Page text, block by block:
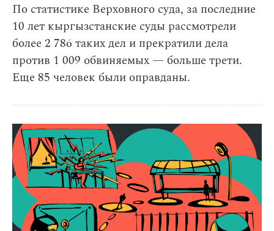
По статистике Верховного суда, за последние
10 лет кыргызстанские суды рассмотрели
более 2 786 таких дел и прекратили дела
против 1 009 обвиняемых — больше трети.
Еще 85 человек были оправданы.